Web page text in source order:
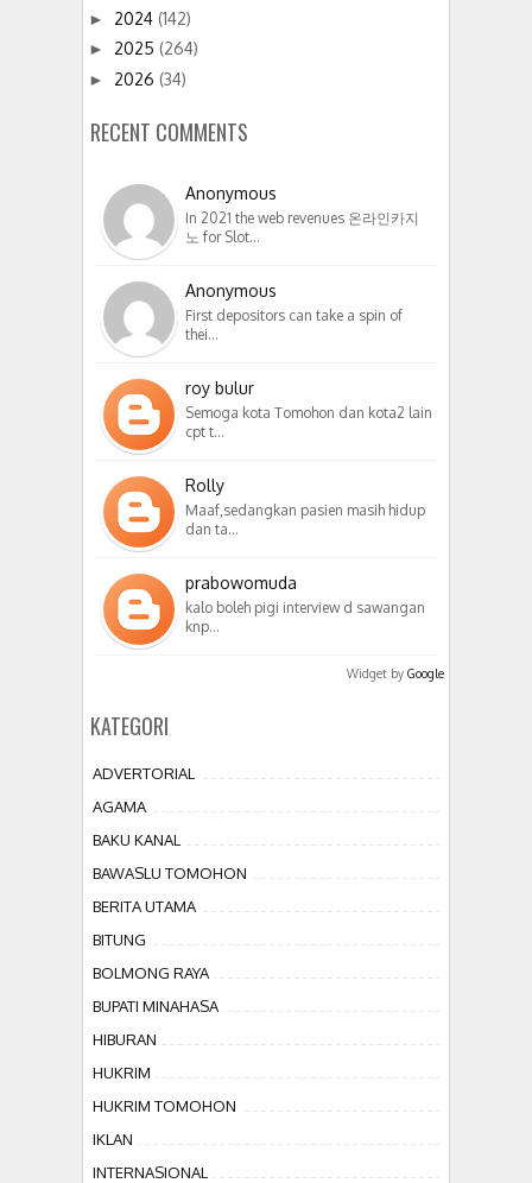
► 2024 (142)
► 2025 (264)
► 2026 (34)
RECENT COMMENTS
Anonymous
In 2021 the web revenues 온라인카지
노 for Slot…
Anonymous
First depositors can take a spin of
thei…
roy bulur
Semoga kota Tomohon dan kota2 lain
cpt t…
Rolly
Maaf,sedangkan pasien masih hidup
dan ta…
prabowomuda
kalo boleh pigi interview d sawangan
knp…
Widget by Google
KATEGORI
ADVERTORIAL
AGAMA
BAKU KANAL
BAWASLU TOMOHON
BERITA UTAMA
BITUNG
BOLMONG RAYA
BUPATI MINAHASA
HIBURAN
HUKRIM
HUKRIM TOMOHON
IKLAN
INTERNASIONAL